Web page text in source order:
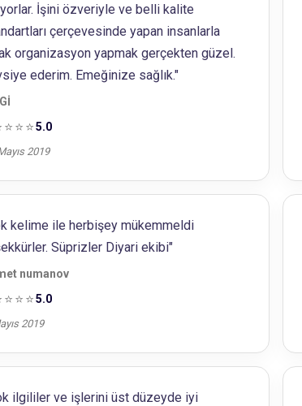
İşini özveriyle ve belli kalite
çerçevesinde yapan insanlarla
organizasyon yapmak gerçekten güzel.
ederim. Emeğinize sağlık."
5.0
2019
kelime ile herbişey mükemmeldi
Süprizler Diyari ekibi"
numanov
5.0
2019
ilgililer ve işlerini üst düzeyde iyi